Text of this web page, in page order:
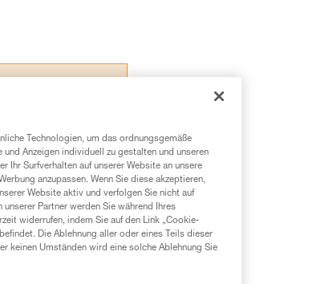
Tipp geht,
verstehen zu
richtig
ein spezielles
Vorgang
gibt es
Technologien, um das ordnungsgemäße
Anzeigen individuell zu gestalten und unseren
Ihr Surfverhalten auf unserer Website an unsere
anzupassen. Wenn Sie diese akzeptieren,
Website aktiv und verfolgen Sie nicht auf
Partner werden Sie während Ihres
widerrufen, indem Sie auf den Link „Cookie-
Die Ablehnung aller oder eines Teils dieser
keinen Umständen wird eine solche Ablehnung Sie